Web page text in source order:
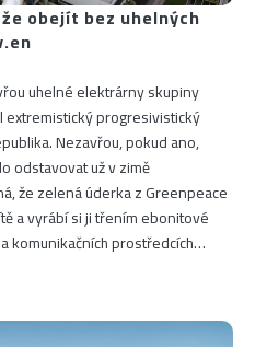
obejít bez uhelných
uhelné elektrárny skupiny
extremistický progresivistický
Nezavřou, pokud ano,
odstavovat už v zimě
že zelená úderka z Greenpeace
a vyrábí si ji třením ebonitové
komunikačních prostředcích…